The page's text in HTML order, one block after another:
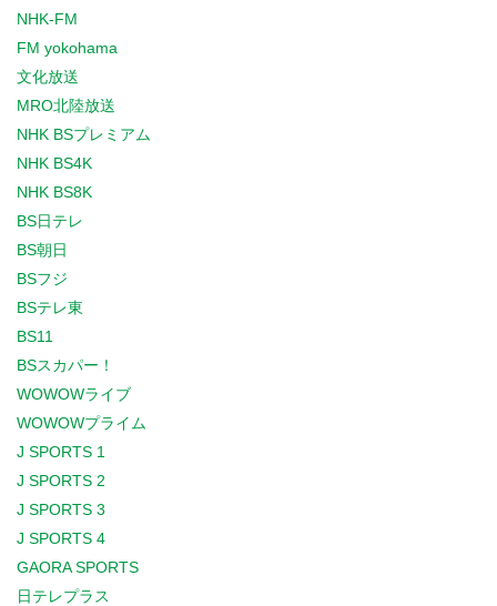
NHK-FM
FM yokohama
文化放送
MRO北陸放送
NHK BSプレミアム
NHK BS4K
NHK BS8K
BS日テレ
BS朝日
BSフジ
BSテレ東
BS11
BSスカパー！
WOWOWライブ
WOWOWプライム
J SPORTS 1
J SPORTS 2
J SPORTS 3
J SPORTS 4
GAORA SPORTS
日テレプラス